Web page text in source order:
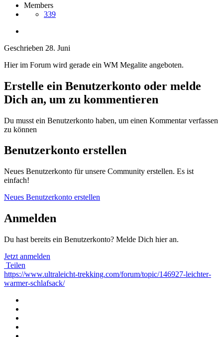
Members
339
Geschrieben 28. Juni
Hier im Forum wird gerade ein WM Megalite angeboten.
Erstelle ein Benutzerkonto oder melde
Dich an, um zu kommentieren
Du musst ein Benutzerkonto haben, um einen Kommentar verfassen
zu können
Benutzerkonto erstellen
Neues Benutzerkonto für unsere Community erstellen. Es ist
einfach!
Neues Benutzerkonto erstellen
Anmelden
Du hast bereits ein Benutzerkonto? Melde Dich hier an.
Jetzt anmelden
Teilen
https://www.ultraleicht-trekking.com/forum/topic/146927-leichter-
warmer-schlafsack/